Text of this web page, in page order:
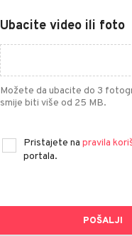
Ubacite video ili foto
Možete da ubacite do 3
smije biti više od 25 MB.
Pristajete na pravila
portala.
POŠALJI